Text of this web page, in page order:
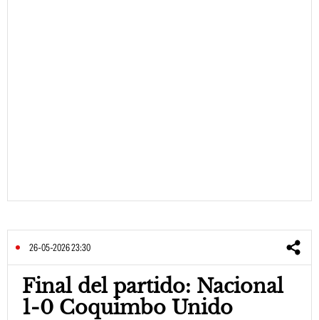
26-05-2026 23:30
Final del partido: Nacional
1-0 Coquimbo Unido